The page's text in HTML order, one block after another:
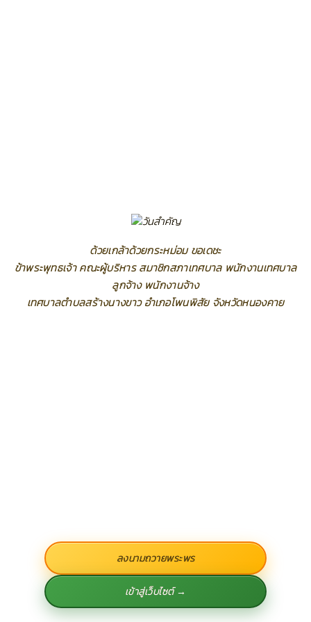
ด้วยเกล้าด้วยกระหม่อม ขอเดชะ
ข้าพระพุทธเจ้า คณะผู้บริหาร สมาชิกสภาเทศบาล พนักงานเทศบาล
ลูกจ้าง พนักงานจ้าง
เทศบาลตำบลสร้างนางขาว อำเภอโพนพิสัย จังหวัดหนองคาย
ลงนามถวายพระพร
เข้าสู่เว็บไซต์ →